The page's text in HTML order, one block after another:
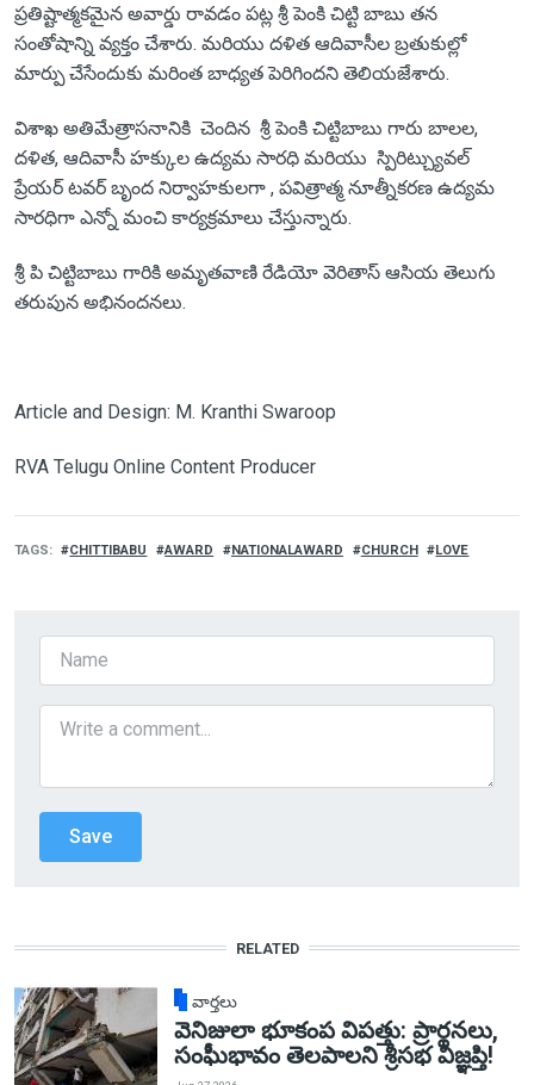
ప్రతిష్టాత్మకమైన అవార్డు రావడం పట్ల శ్రీ పెంకి చిట్టి బాబు తన
సంతోషాన్ని వ్యక్తం చేశారు. మరియు దళిత ఆదివాసీల బ్రతుకుల్లో
మార్పు చేసేందుకు మరింత బాధ్యత పెరిగిందని తెలియజేశారు.
విశాఖ అతిమేత్రాసనానికి చెందిన శ్రీ పెంకి చిట్టిబాబు గారు బాలల,
దళిత, ఆదివాసీ హక్కుల ఉద్యమ సారధి మరియు స్పిరిట్చ్యువల్
ప్రేయర్ టవర్ బృంద నిర్వాహకులగా , పవిత్రాత్మ నూత్నీకరణ ఉద్యమ
సారధిగా ఎన్నో మంచి కార్యక్రమాలు చేస్తున్నారు.
శ్రీ పి చిట్టిబాబు గారికి అమృతవాణి రేడియో వెరితాస్ ఆసియ తెలుగు
తరుపున అభినందనలు.
Article and Design: M. Kranthi Swaroop
RVA Telugu Online Content Producer
TAGS CHITTIBABU AWARD NATIONALAWARD CHURCH LOVE
RELATED
వార్తలు
వెనిజులా భూకంప విపత్తు: ప్రార్థనలు,
సంఘీభావం తెలపాలని శ్రీసభ విజ్ఞప్తి!